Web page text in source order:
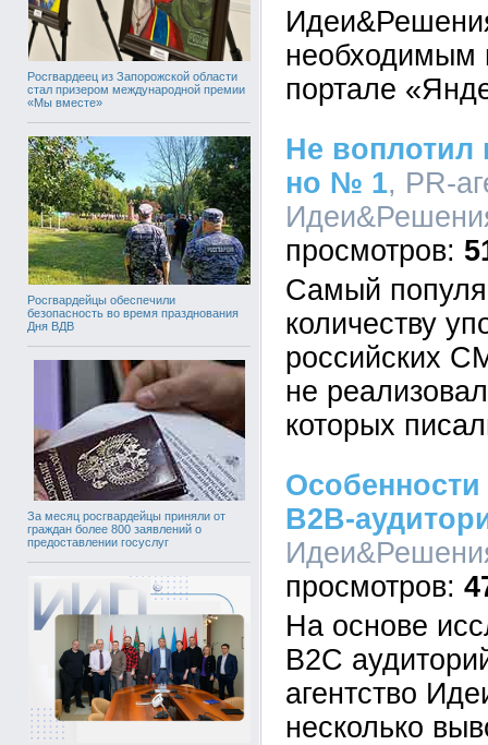
Росгвардеец из Запорожской области
стал призером международной премии
«Мы вместе»
Росгвардейцы обеспечили
безопасность во время празднования
Дня ВДВ
За месяц росгвардейцы приняли от
граждан более 800 заявлений о
предоставлении госуслуг
необходимым
портале
Не воплотил
но № 1, PR-
Самый
количеству
российских
не
которых
B2B-
На основе
В2С
агентство
несколько